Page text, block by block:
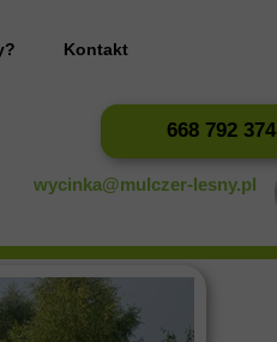
668 792 374
Kontakt
wycinka@mulczer-lesny.pl